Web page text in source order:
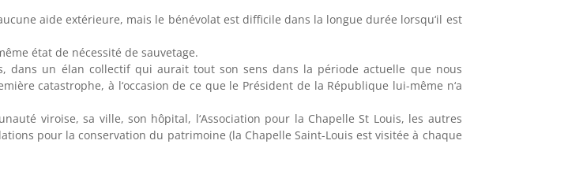
aide extérieure, mais le bénévolat est difficile dans la longue durée lorsqu‘il est
état de nécessité de sauvetage.
dans un élan collectif qui aurait tout son sens dans la période actuelle que nous
catastrophe, à l‘occasion de ce que le Président de la République lui-même n‘a
viroise, sa ville, son hôpital, l‘Association pour la Chapelle St Louis, les autres
pour la conservation du patrimoine (la Chapelle Saint-Louis est visitée à chaque